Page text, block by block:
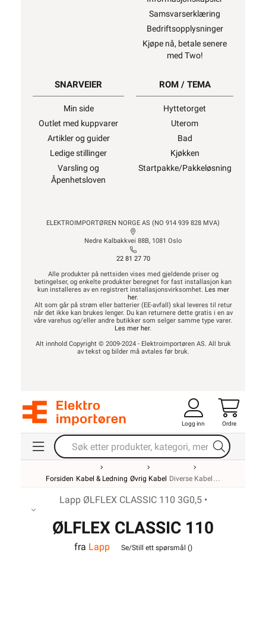
Samsvarserklæring
Bedriftsopplysninger
Kjøpe nå, betale senere
med Two!
SNARVEIER
Min side
Outlet med kuppvarer
Artikler og guider
Ledige stillinger
Varsling og
Åpenhetsloven
ROM / TEMA
Hyttetorget
Uterom
Bad
Kjøkken
Startpakke/Pakkeløsning
ELEKTROIMPORTØREN NORGE AS (NO 914 939 828 MVA)
Nedre Kalbakkvei 88B, 1081 Oslo
22 81 27 70
Alle produkter på nettsiden vises med gjeldende priser og
betingelser, og enkelte produkter beregnet for fast installasjon kan
kun installeres av en registrert installasjonsvirksomhet. Les mer
her.
Alt som går på strøm eller batterier (EE-avfall) skal leveres til retur
når det ikke kan brukes lenger. Du kan returnere dette gratis i en av
våre varehus og/eller andre butikker som selger samme type varer.
Les mer her.
Alt innhold Copyright © 2009-2024 - Elektroimportøren AS. All bruk
av tekst og bilder må avtales før bruk.
Logg inn Ordre
Forsiden Kabel & Ledning Øvrig Kabel Diverse Kabel
Lapp ØLFLEX CLASSIC 110 3G0,5 •
ØLFLEX CLASSIC 110
3G0,5
fra Lapp Se/Still ett spørsmål ()